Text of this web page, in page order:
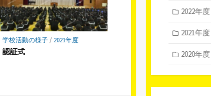
学校活動の様子/ 2021年度
認証式
2022年度
2021年度
2020年度